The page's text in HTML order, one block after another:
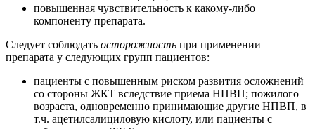
повышенная чувствительность к какому-либо
компоненту препарата.
Следует соблюдать осторожность при применении
препарата у следующих групп пациентов:
пациенты с повышенным риском развития осложнений
со стороны ЖКТ вследствие приема НПВП; пожилого
возраста, одновременно принимающие другие НПВП, в
т.ч. ацетилсалициловую кислоту, или пациенты с